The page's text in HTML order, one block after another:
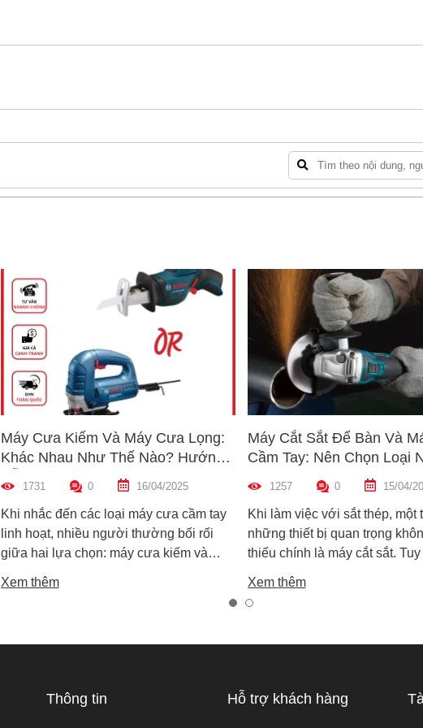
Máy Cưa Kiếm Và Máy Cưa Lọng:
Khác Nhau Như Thế Nào? Hướng
Dẫn Chọn Máy Phù Hợp
1731 0 16/04/2025
Khi nhắc đến các loại máy cưa cầm tay
linh hoạt, nhiều người thường bối rối
giữa hai lựa chọn: máy cưa kiếm và
trong các công việc cắt gỗ, sắt, nhựa và
khác nhau như thế nào? Loại nào sẽ
phù hợp với công việc của bạn hơn?
Xem thêm
Máy Cắt Sắt Để Bàn Và
Cầm Tay: Nên Chọn Loại
Hợp Nhất?
1257 0 15/04/
Khi làm việc với sắt thép, một
những thiết bị quan trọng
thiếu chính là máy cắt sắt.
biến là máy cắt sắt để bàn và
sắt cầm tay, khiến nhiều
và tư vấn chọn lựa loại máy
nhất với nhu cầu sử dụng
Xem thêm
Thông tin Hỗ trợ khách hàng